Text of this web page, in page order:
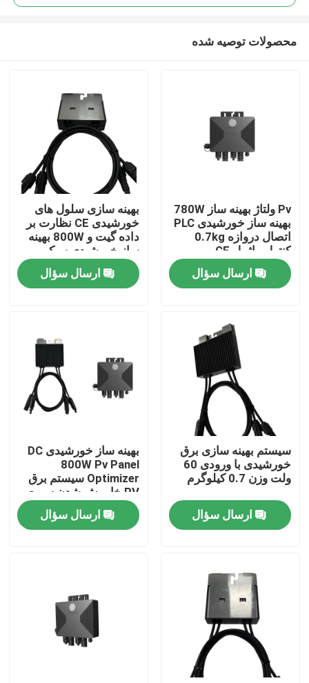
خونه
درباره ما
تور کارخانه
کنترل کیفیت
درخواست نقل قول
درایو فرکانس متغیر VFD
محصولات توصیه شده
Pv ولتاژ بهینه ساز 780W
بهینه ساز خورشیدی PLC
اتصال دروازه 0.7kg
کنترل ماژول CE
گواهینامه
ارسال سؤال
بهینه سازی سلول های
خورشیدی CE نظارت بر
داده گیت و 800W بهینه
ساز خورشیدی سبک
ارسال سؤال
سیستم بهینه سازی برق
خورشیدی با ورودی 60
ولت وزن 0.7 کیلوگرم
ارسال سؤال
بهینه ساز خورشیدی DC
800W Pv Panel
Optimizer سیستم برق
PV خاموش شدن سریع
نظارت WiFi
ارسال سؤال